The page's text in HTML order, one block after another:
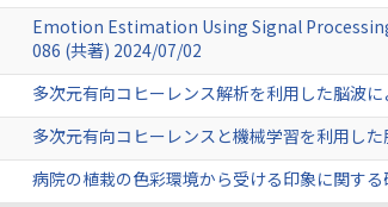
Emotion Estimation Using Signal
086 (共著) 2024/07/02
多次元有向コヒーレンス解析を利用した脳波
多次元有向コヒーレンスと機械学習を利用し
病院の植栽の色彩環境から受ける印象に関す